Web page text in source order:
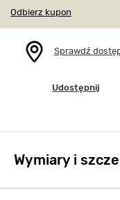
Odbierz kupon
Sprawdź
Udostępnij
Wymiary i